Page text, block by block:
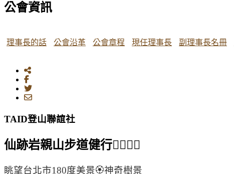
公會資訊
理事長的話 公會沿革 公會章程 現任理事長 副理事長名冊
TAID登山聯誼社
仙跡岩親山步道健行🚶‍♂️🚶‍♀️
眺望台北市180度美景🏵️神奇樹景